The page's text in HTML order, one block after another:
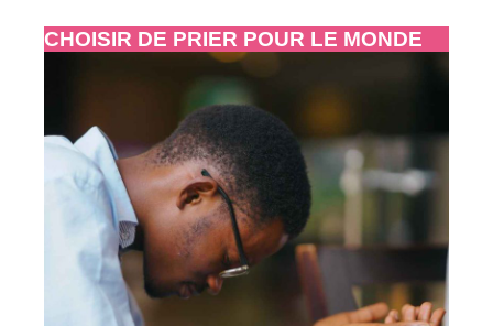
CHOISIR DE PRIER POUR LE MONDE